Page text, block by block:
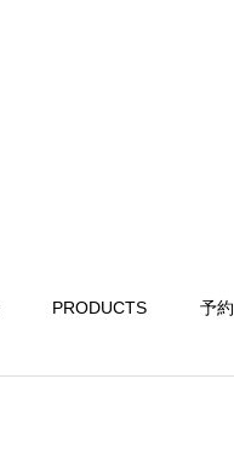
PRODUCTS 予約